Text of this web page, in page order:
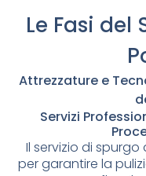
Le Fasi del
Attrezzature e
Servizi
Il servizio di
per garantire la